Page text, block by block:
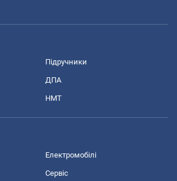
Підручники
ДПА
НМТ
Електромобілі
Сервіс